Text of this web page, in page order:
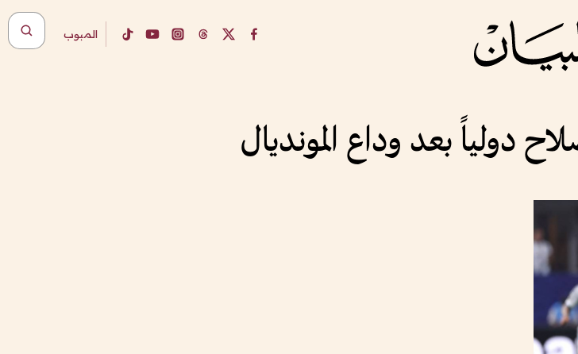
المبوب
دولياً بعد وداع المونديال